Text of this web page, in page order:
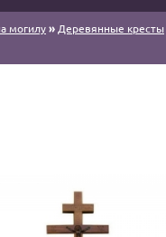
могилу» Деревянные кресты